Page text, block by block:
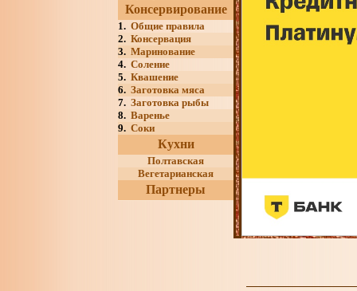
Консервирование
1. Общие правила
2. Консервация
3. Маринование
4. Соление
5. Квашение
6. Заготовка мяса
7. Заготовка рыбы
8. Варенье
9. Соки
Кухни
Полтавская
Вегетарианская
Партнеры